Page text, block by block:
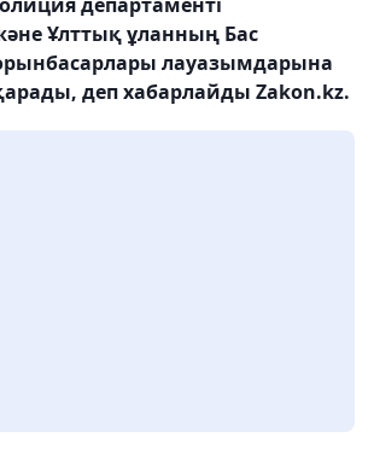
Ұлттық ұланның Бас
лауазымдарына
деп хабарлайды Zakon.kz.